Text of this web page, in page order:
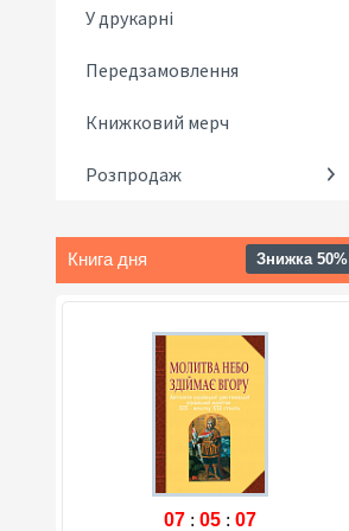
У друкарні
Передзамовлення
Книжковий мерч
Розпродаж
Книга дня Знижка 50%
07 : 05 : 06